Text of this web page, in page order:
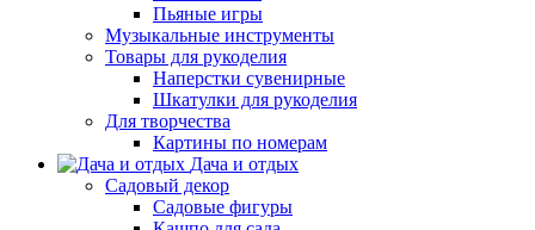
Пьяные игры
Музыкальные инструменты
Товары для рукоделия
Наперстки сувенирные
Шкатулки для рукоделия
Для творчества
Картины по номерам
Дача и отдых
Садовый декор
Садовые фигуры